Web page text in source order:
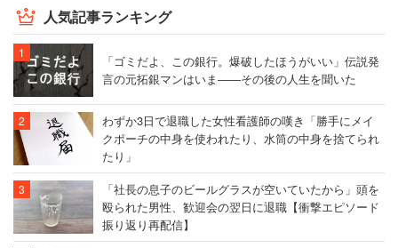
人気記事ランキング
「ゴミだよ、この銀行。爆破したほうがいい」伝説発
言の元拓銀マンはいま――その後の人生を聞いた
わずか3日で退職した女性看護師の嘆き「勝手にメイ
クポーチの中身を使われたり、水筒の中身を捨てられ
たり」
「社長の息子のビールグラスが空いていたから」頭を
殴られた男性、歓迎会の翌日に退職【衝撃エピソード
振り返り再配信】